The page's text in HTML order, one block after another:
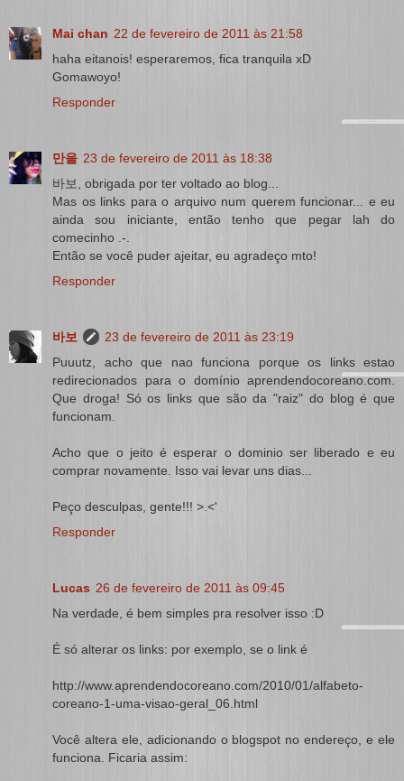
Mai chan 22 de fevereiro de 2011 às 21:58
haha eitanois! esperaremos, fica tranquila xD
Gomawoyo!
Responder
만을 23 de fevereiro de 2011 às 18:38
바보, obrigada por ter voltado ao blog...
Mas os links para o arquivo num querem funcionar... e eu
ainda sou iniciante, então tenho que pegar lah do
comecinho .-.
Então se você puder ajeitar, eu agradeço mto!
Responder
바보
23 de fevereiro de 2011 às 23:19
Puuutz, acho que nao funciona porque os links estao
redirecionados para o domínio aprendendocoreano.com.
Que droga! Só os links que são da "raiz" do blog é que
funcionam.
Acho que o jeito é esperar o dominio ser liberado e eu
comprar novamente. Isso vai levar uns dias...
Peço desculpas, gente!!! >.<'
Responder
Lucas 26 de fevereiro de 2011 às 09:45
Na verdade, é bem simples pra resolver isso :D
É só alterar os links: por exemplo, se o link é
http://www.aprendendocoreano.com/2010/01/alfabeto-
coreano-1-uma-visao-geral_06.html
Você altera ele, adicionando o blogspot no endereço, e ele
funciona. Ficaria assim: